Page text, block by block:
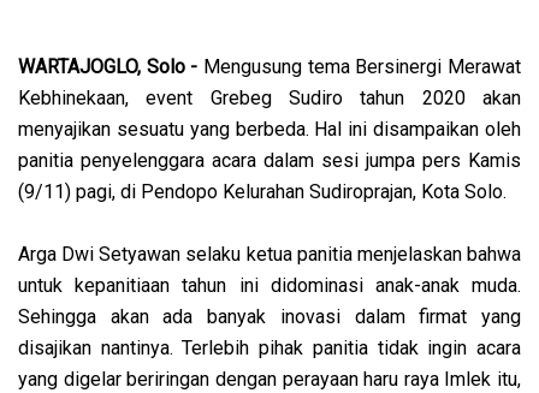
WARTAJOGLO, Solo - Mengusung tema Bersinergi Merawat
Kebhinekaan, event Grebeg Sudiro tahun 2020 akan
menyajikan sesuatu yang berbeda. Hal ini disampaikan oleh
panitia penyelenggara acara dalam sesi jumpa pers Kamis
(9/11) pagi, di Pendopo Kelurahan Sudiroprajan, Kota Solo.
Arga Dwi Setyawan selaku ketua panitia menjelaskan bahwa
untuk kepanitiaan tahun ini didominasi anak-anak muda.
Sehingga akan ada banyak inovasi dalam firmat yang
disajikan nantinya. Terlebih pihak panitia tidak ingin acara
yang digelar beriringan dengan perayaan haru raya Imlek itu,